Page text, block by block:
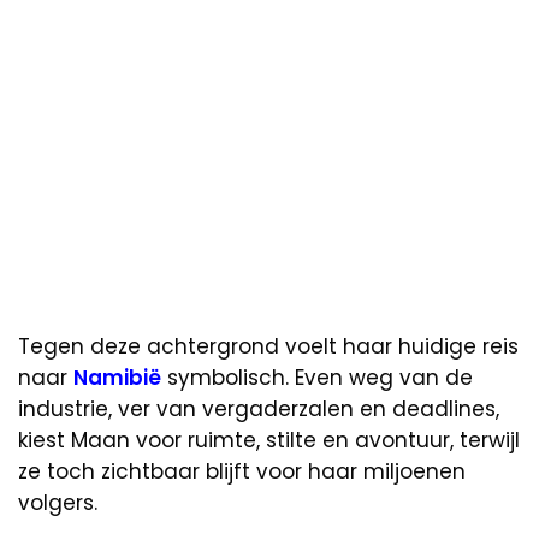
Tegen deze achtergrond voelt haar huidige reis
naar Namibië symbolisch. Even weg van de
industrie, ver van vergaderzalen en deadlines,
kiest Maan voor ruimte, stilte en avontuur, terwijl
ze toch zichtbaar blijft voor haar miljoenen
volgers.